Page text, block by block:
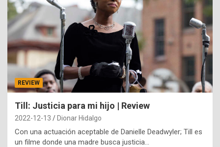
REVIEW
Till: Justicia para mi hijo | Review
2022-12-13 Dionar Hidalgo
Con una actuación aceptable de Danielle Deadwyler; Till es
un filme donde una madre busca justicia…